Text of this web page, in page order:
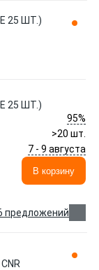
25 ШТ.)
25 ШТ.)
95%
>20 шт.
7 - 9 августа
В корзину
предложений